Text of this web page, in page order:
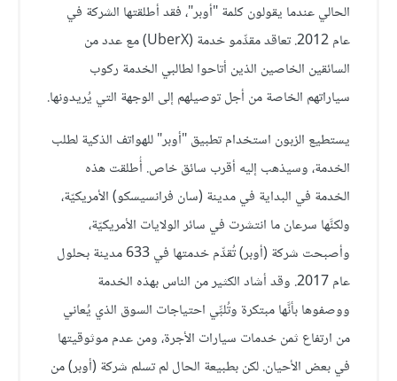
الحالي عندما يقولون كلمة "أوبر"، فقد أطلقتها الشركة في
عام 2012. تعاقد مقدِّمو خدمة (UberX) مع عدد من
السائقين الخاصين الذين أتاحوا لطالبي الخدمة ركوب
سياراتهم الخاصة من أجل توصيلهم إلى الوجهة التي يُريدونها.
يستطيع الزبون استخدام تطبيق "أوبر" للهواتف الذكية لطلب
الخدمة، وسيذهب إليه أقرب سائق خاص. أُطلقت هذه
الخدمة في البداية في مدينة (سان فرانسيسكو) الأمريكيّة،
ولكنَّها سرعان ما انتشرت في سائر الولايات الأمريكيّة،
وأصبحت شركة (أوبر) تُقدِّم خدمتها في 633 مدينة بحلول
عام 2017. وقد أشاد الكثير من الناس بهذه الخدمة
ووصفوها بأنَّها مبتكرة وتُلبِّي احتياجات السوق الذي يُعاني
من ارتفاع ثمن خدمات سيارات الأجرة، ومن عدم موثوقيتها
في بعض الأحيان. لكن بطبيعة الحال لم تسلم شركة (أوبر) من